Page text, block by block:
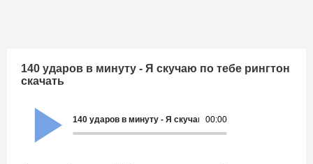
140 ударов в минуту - Я скучаю по тебе рингтон
скачать
00:00
140 ударов в минуту - Я скучаю по тебе